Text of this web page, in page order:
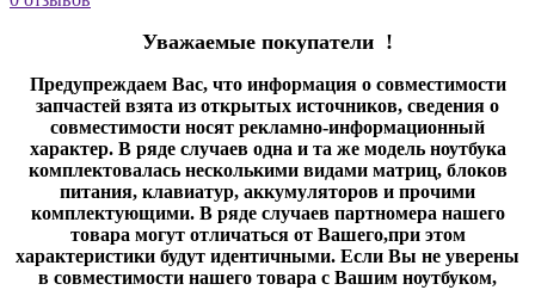
Уважаемые покупатели !
Предупреждаем Вас, что информация о совместимости
запчастей взята из открытых источников, сведения о
совместимости носят рекламно-информационный
характер. В ряде случаев одна и та же модель ноутбука
комплектовалась несколькими видами матриц, блоков
питания, клавиатур, аккумуляторов и прочими
комплектующими. В ряде случаев партномера нашего
товара могут отличаться от Вашего,при этом
характеристики будут идентичными. Если Вы не уверены
в совместимости нашего товара с Вашим ноутбуком,